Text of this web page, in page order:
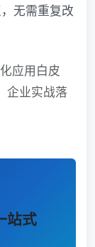
无需重复改
应用白皮
企业实战落
站式